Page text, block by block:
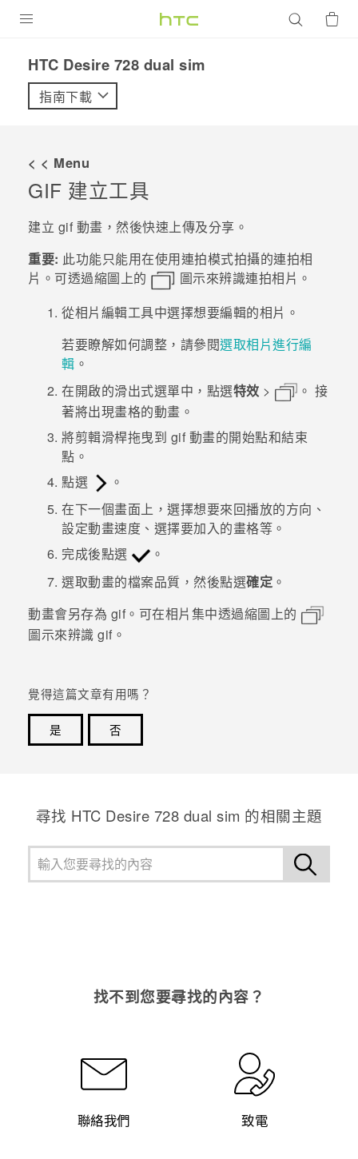
VIVE
優惠專區
焦點訊息
校園專案
企業採購
銷售門市
銷售通路
支援服務
VIVELAND
HTC Desire 728 dual sim‎
指南下載
< < Menu
GIF 建立工具
建立 gif 動畫，然後快速上傳及分享。
重要: 此功能只能用在使用連拍模式拍攝的連拍相
片。可透過縮圖上的
圖示來辨識連拍相片。
從相片編輯工具中選擇想要編輯的相片。
若要瞭解如何調整，請參閱選取相片進行編
輯 。
在開啟的滑出式選單中，點選特效 > 。 接
著將出現畫格的動畫。
將剪輯滑桿拖曳到 gif 動畫的開始點和結束
點。
點選
。
在下一個畫面上，選擇想要來回播放的方向、
設定動畫速度、選擇要加入的畫格等。
完成後點選
。
選取動畫的檔案品質，然後點選確定 。
動畫會另存為 gif。可在相片集中透過縮圖上的
圖示來辨識 gif。
覺得這篇文章有用嗎？
是
否
尋找 HTC Desire 728 dual sim 的相關主題
找不到您要尋找的內容？
聯絡我們 致電